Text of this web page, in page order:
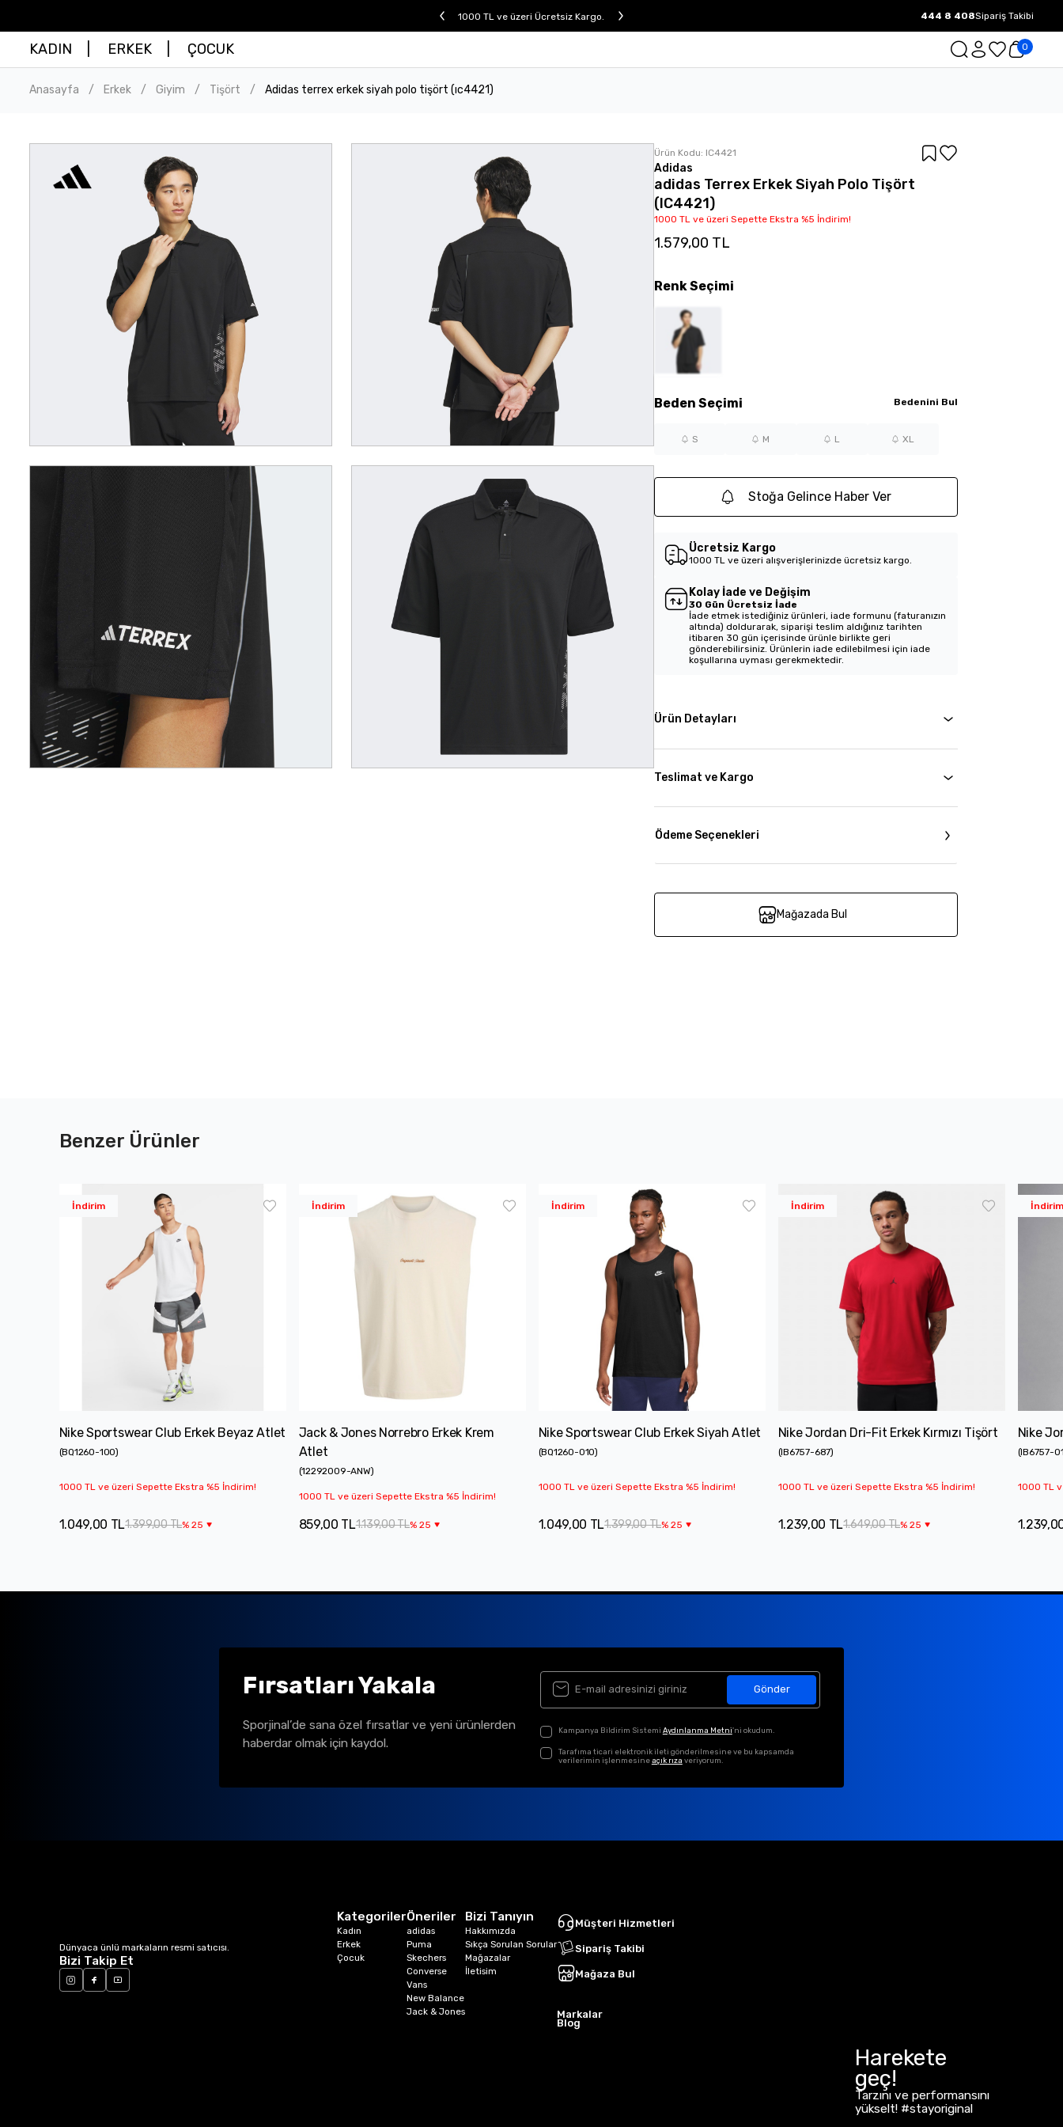
1000 TL ve üzeri Ücretsiz Kargo. 1000 TL ve üzeri Ücretsiz Kargo.
444 8 408Sipariş Takibi
KADIN ERKEK ÇOCUK 0
Anasayfa / Erkek / Giyim / Tişört / Adidas terrex erkek siyah polo tişört (ıc4421)
Ürün Kodu: IC4421
Adidas
adidas Terrex Erkek Siyah Polo Tişört
(IC4421)
1000 TL ve üzeri Sepette Ekstra %5 İndirim!
1.579,00 TL
Beden Seçimi Bedenini Bul
S M L XL
RenkSeçimi
Stoğa Gelince Haber Ver
Ücretsiz Kargo
1000 TL ve üzeri alışverişlerinizde ücretsiz kargo.
Kolay İade ve Değişim
30 Gün Ücretsiz İade
İade etmek istediğiniz ürünleri, iade formunu (faturanızın
altında) doldurarak, siparişi teslim aldığınız tarihten
itibaren 30 gün içerisinde ürünle birlikte geri
gönderebilirsiniz. Ürünlerin iade edilebilmesi için iade
koşullarına uyması gerekmektedir.
Ürün Detayları
Teslimat ve Kargo
Ödeme Seçenekleri
Mağazada Bul
Benzer Ürünler
İndirim
Nike Sportswear Club Erkek Beyaz Atlet
(BQ1260-100)
1000 TL ve üzeri Sepette Ekstra %5 İndirim!
1.399,00 TL%25
1.049,00 TL
İndirim
Jack & Jones Norrebro Erkek Krem
Atlet
(12292009-ANW)
1000 TL ve üzeri Sepette Ekstra %5 İndirim!
1.139,00 TL% 25
859,00 TL
İndirim
Nike Sportswear Club Erkek Siyah Atlet
(BQ1260-010)
1000 TL ve üzeri Sepette Ekstra %5 İndirim!
1.399,00 TL%25
1.049,00 TL
İndirim
Nike Jordan Dri-Fit Erkek Kırmızı Tişört
(IB6757-687)
1000 TL ve üzeri Sepette Ekstra %5 İndirim!
1.649,00 TL%25
1.239,00 TL
İndirim
Nike
(IB6757-
1000 TL
Fırsatları Yakala
Sporjinal’de sana özel fırsatlar ve yeni ürünlerden
haberdar olmak için kaydol.
Gönder
Kampanya Bildirim Sistemi Aydınlanma Metni'ni okudum.
Tarafıma ticari elektronik ileti gönderilmesine ve bu kapsamda
verilerimin işlenmesineaçık rıza veriyorum.
Dünyaca ünlü markaların resmi satıcısı.
Bizi Takip Et
Kategoriler
Kadın
Erkek
Çocuk
Öneriler
adidas
Puma
Skechers
Converse
Vans
New Balance
Jack & Jones
Bizi Tanıyın
Hakkımızda
Sıkça Sorulan Sorular
Mağazalar
İletisim
Müşteri Hizmetleri
Sipariş Takibi
Mağaza Bul
Markalar
Blog
Harekete
geç!
Tarzını ve performansını
yükselt! #stayoriginal